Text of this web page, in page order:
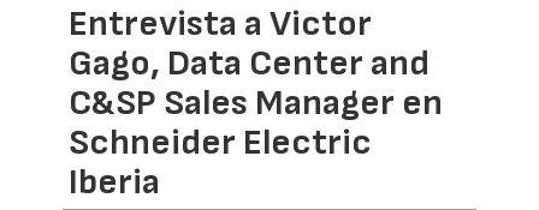
Entrevista a Victor
Gago, Data Center and
C&SP Sales Manager en
Schneider Electric
Iberia